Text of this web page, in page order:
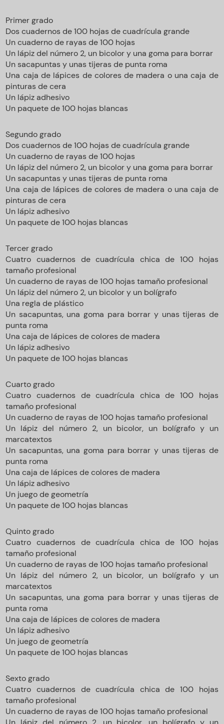
Primer grado
Dos cuadernos de 100 hojas de cuadrícula grande
Un cuaderno de rayas de 100 hojas
Un lápiz del número 2, un bicolor y una goma para borrar
Un sacapuntas y unas tijeras de punta roma
Una caja de lápices de colores de madera o una caja de
pinturas de cera
Un lápiz adhesivo
Un paquete de 100 hojas blancas
Segundo grado
Dos cuadernos de 100 hojas de cuadrícula grande
Un cuaderno de rayas de 100 hojas
Un lápiz del número 2, un bicolor y una goma para borrar
Un sacapuntas y unas tijeras de punta roma
Una caja de lápices de colores de madera o una caja de
pinturas de cera
Un lápiz adhesivo
Un paquete de 100 hojas blancas
Tercer grado
Cuatro cuadernos de cuadrícula chica de 100 hojas
tamaño profesional
Un cuaderno de rayas de 100 hojas tamaño profesional
Un lápiz del número 2, un bicolor y un bolígrafo
Una regla de plástico
Un sacapuntas, una goma para borrar y unas tijeras de
punta roma
Una caja de lápices de colores de madera
Un lápiz adhesivo
Un paquete de 100 hojas blancas
Cuarto grado
Cuatro cuadernos de cuadrícula chica de 100 hojas
tamaño profesional
Un cuaderno de rayas de 100 hojas tamaño profesional
Un lápiz del número 2, un bicolor, un bolígrafo y un
marcatextos
Un sacapuntas, una goma para borrar y unas tijeras de
punta roma
Una caja de lápices de colores de madera
Un lápiz adhesivo
Un juego de geometría
Un paquete de 100 hojas blancas
Quinto grado
Cuatro cuadernos de cuadrícula chica de 100 hojas
tamaño profesional
Un cuaderno de rayas de 100 hojas tamaño profesional
Un lápiz del número 2, un bicolor, un bolígrafo y un
marcatextos
Un sacapuntas, una goma para borrar y unas tijeras de
punta roma
Una caja de lápices de colores de madera
Un lápiz adhesivo
Un juego de geometría
Un paquete de 100 hojas blancas
Sexto grado
Cuatro cuadernos de cuadrícula chica de 100 hojas
tamaño profesional
Un cuaderno de rayas de 100 hojas tamaño profesional